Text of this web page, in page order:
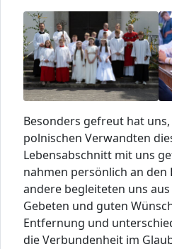
Besonders gefreut hat
polnischen Verwandten
Lebensabschnitt mit uns
nahmen persönlich an den
andere begleiteten uns
Gebeten und guten
Entfernung und
die Verbundenheit im